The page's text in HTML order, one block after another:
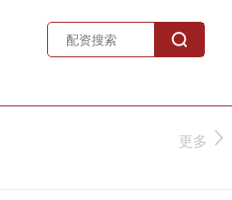
更多